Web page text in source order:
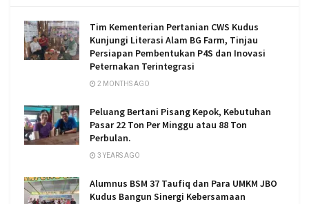
Tim Kementerian Pertanian CWS Kudus
Kunjungi Literasi Alam BG Farm, Tinjau
Persiapan Pembentukan P4S dan Inovasi
Peternakan Terintegrasi
2 MONTHS AGO
Peluang Bertani Pisang Kepok, Kebutuhan
Pasar 22 Ton Per Minggu atau 88 Ton
Perbulan.
3 YEARS AGO
Alumnus BSM 37 Taufiq dan Para UMKM JBO
Kudus Bangun Sinergi Kebersamaan